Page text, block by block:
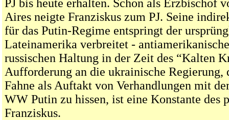
PJ bis heute erhalten. Schon als Erzbischof
Aires neigte Franziskus zum PJ. Seine
für das Putin-Regime entspringt der
Lateinamerika verbreitet -
russischen Haltung in der Zeit des “Kalten
Aufforderung an die ukrainische Regierung,
Fahne als Auftakt von Verhandlungen mit
WW Putin zu hissen, ist eine Konstante des
Franziskus.